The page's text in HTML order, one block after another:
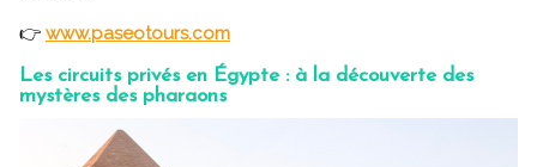
👉 www.paseotours.com
Les circuits privés en Égypte : à la découverte des
mystères des pharaons